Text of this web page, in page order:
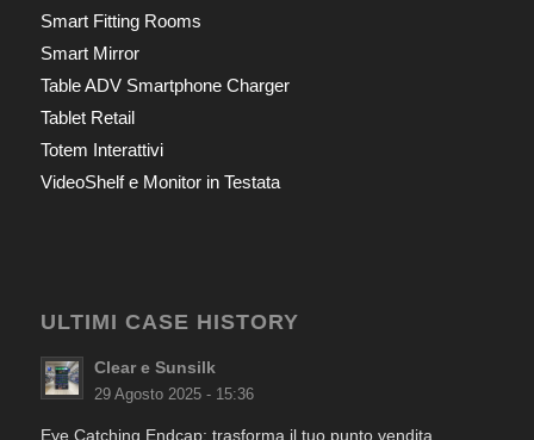
Smart Fitting Rooms
Smart Mirror
Table ADV Smartphone Charger
Tablet Retail
Totem Interattivi
VideoShelf e Monitor in Testata
ULTIMI CASE HISTORY
Clear e Sunsilk
29 Agosto 2025 - 15:36
Eye Catching Endcap: trasforma il tuo punto vendita